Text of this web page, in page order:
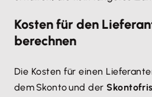
Kosten für den
berechnen
Die Kosten für einen
dem Skonto und der